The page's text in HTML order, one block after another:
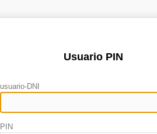
Usuario PIN
usuario-DNI
PIN